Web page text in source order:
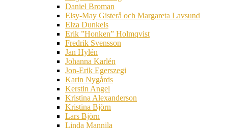
Daniel Broman
Elsy-May Gisterå och Margareta Lavsund
Elza Dunkels
Erik ”Honken” Holmqvist
Fredrik Svensson
Jan Hylén
Johanna Karlén
Jon-Erik Egerszegi
Karin Nygårds
Kerstin Angel
Kristina Alexanderson
Kristina Björn
Lars Björn
Linda Mannila